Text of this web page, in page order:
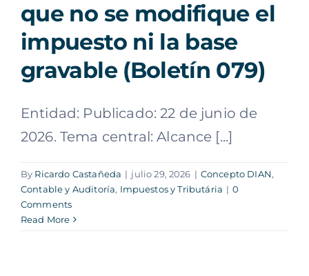
que no se modifique el
impuesto ni la base
gravable (Boletín 079)
Entidad: Publicado: 22 de junio de
2026. Tema central: Alcance [...]
By Ricardo Castañeda | julio 29, 2026 | Concepto DIAN,
Contable y Auditoría, Impuestos y Tributária | 0
Comments
Read More